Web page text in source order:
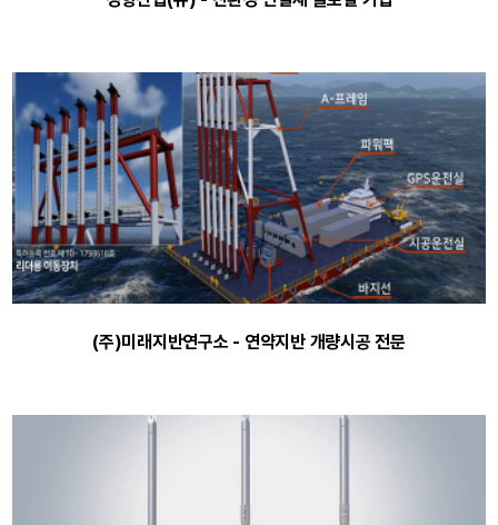
(주)미래지반연구소 - 연약지반 개량시공 전문